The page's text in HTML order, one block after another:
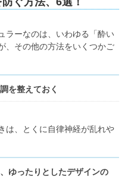
ラーなのは、いわゆる「酔い
、その他の方法をいくつかご
を整えておく
は、とくに自律神経が乱れや
ゆったりとしたデザインの